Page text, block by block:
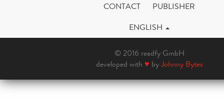
CONTACT
PUBLISHER
ENGLISH
© 2016 readfy GmbH
developed with ♥ byJohnny Bytes